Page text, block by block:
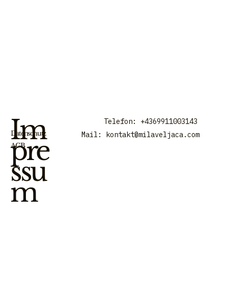
Im
pre
ssu
m
Datenschutz
AGB
Mail: kontakt@milaveljaca.com
Telefon: +4369911003143